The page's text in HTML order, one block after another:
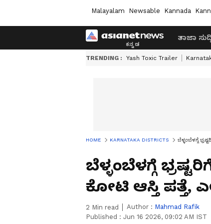
Malayalam Newsable Kannada
ತಾಜಾ
TRENDING : Yash Toxic Trailer
HOME KARNATAKA DISTRICTS ಬೆಳ್ಳಂಬೆಳಗ್ಗೆ
ಬೆಳ್ಳಂಬೆಳಗ್ಗೆ
ಕೋಟಿ ಆಸ್ತಿ ಪತ್ತೆ,
2 Min read Author : Mahmad Rafik
Published : Jun 16 2026, 09:02 AM IST